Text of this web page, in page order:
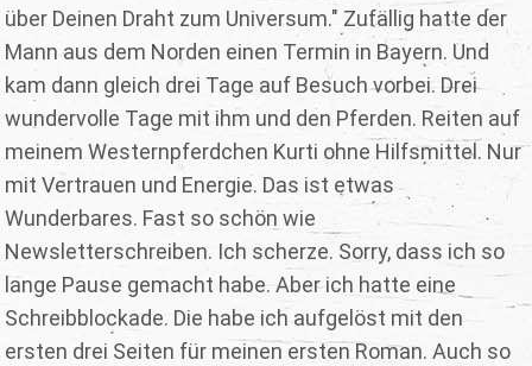
über Deinen Draht zum Universum." Zufällig hatte der
Mann aus dem Norden einen Termin in Bayern. Und
kam dann gleich drei Tage auf Besuch vorbei. Drei
wundervolle Tage mit ihm und den Pferden. Reiten auf
meinem Westernpferdchen Kurti ohne Hilfsmittel. Nur
mit Vertrauen und Energie. Das ist etwas
Wunderbares. Fast so schön wie
Newsletterschreiben. Ich scherze. Sorry, dass ich so
lange Pause gemacht habe. Aber ich hatte eine
Schreibblockade. Die habe ich aufgelöst mit den
ersten drei Seiten für meinen ersten Roman. Auch so